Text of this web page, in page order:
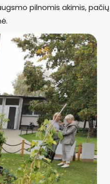
pilnomis akimis, pačių